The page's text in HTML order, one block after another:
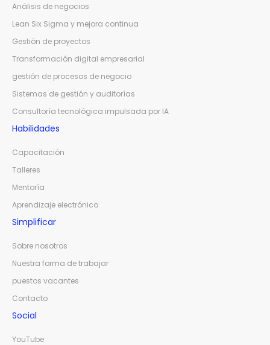
Análisis de negocios
Lean Six Sigma y mejora continua
Gestión de proyectos
Transformación digital empresarial
gestión de procesos de negocio
Sistemas de gestión y auditorías
Consultoría tecnológica impulsada por IA
Habilidades
Capacitación
Talleres
Mentoría
Aprendizaje electrónico
Simplificar
Sobre nosotros
Nuestra forma de trabajar
puestos vacantes
Contacto
Social
YouTube